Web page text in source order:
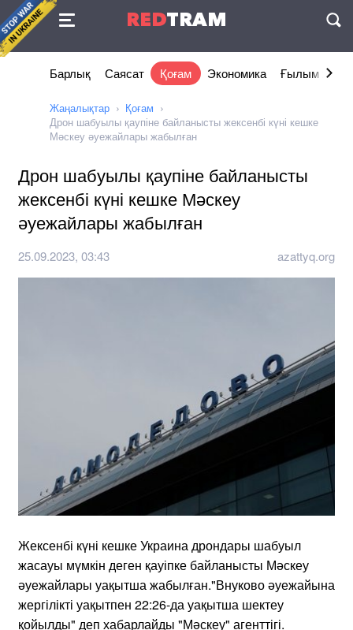
REDTRAM
Келісімі
Барлық Саясат Қоғам Экономика Ғылым және
Жаңалықтар
Қоғам
Дрон шабуылы қаупіне байланысты жексенбі күні кешке
Мәскеу әуежайлары жабылған
Дрон шабуылы қаупіне байланысты
жексенбі күні кешке Мәскеу
әуежайлары жабылған
25.09.2023, 03:43 azattyq.org
Жексенбі күні кешке Украина дрондары шабуыл
жасауы мүмкін деген қауіпке байланысты Мәскеу
әуежайлары уақытша жабылған."Внуково әуежайына
жергілікті уақытпен 22:26-да уақытша шектеу
қойылды" деп хабарлайды "Мәскеу" агенттігі.